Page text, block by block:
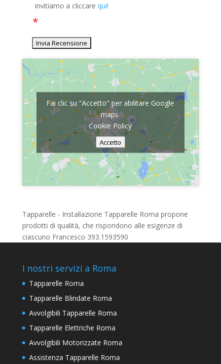
invitiamo a cliccare qui!
Fai clic su "Accetto" per abilitare Google
maps
Cookie Policy
Accetto
Tapparelle - Installazione Tapparelle Roma propone
prodotti di qualità, che rispondono alle esigenze di
ciascuno Francesco 393.1593590
I nostri servizi a Roma
Tapparelle Roma
Tapparelle Blindate Roma
Avvolgibili Tapparelle Roma
Tapparelle Elettriche Roma
Avvolgibili Motorizzate Roma
Assistenza Tapparelle Roma